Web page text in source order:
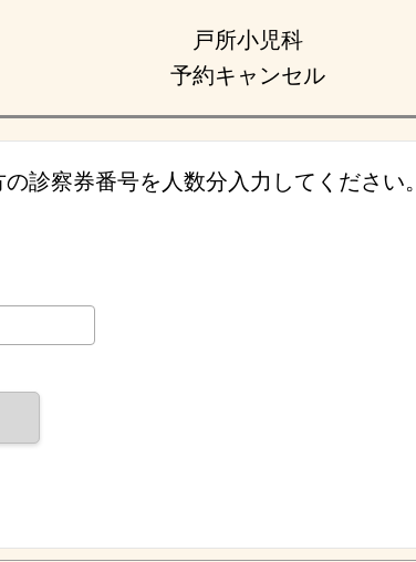
戸所小児科
予約キャンセル
診察券番号を人数分入力してください。